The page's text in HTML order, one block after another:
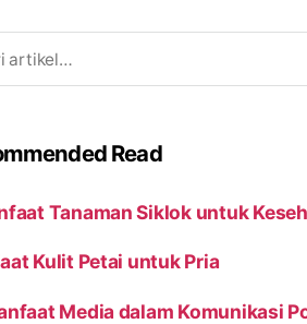
Read
Tanaman Siklok untuk
Kulit Petai untuk Pria
Media dalam Komunikasi